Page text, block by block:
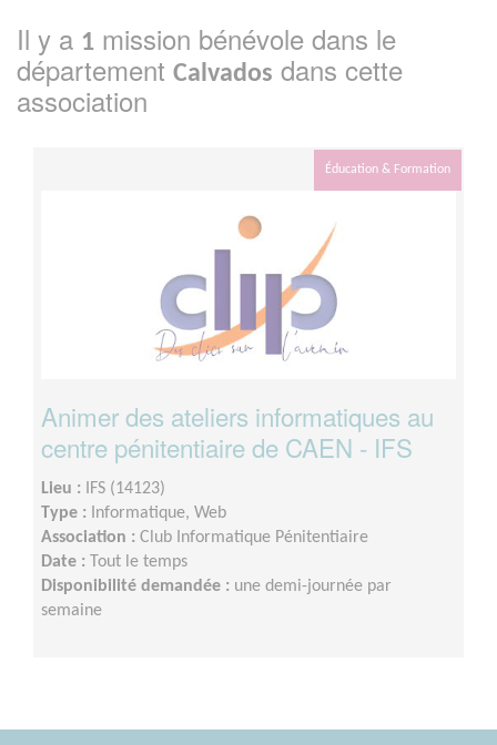
Il y a 1 mission bénévole dans le
département Calvados dans cette
association
Éducation & Formation
Animer des ateliers informatiques au
centre pénitentiaire de CAEN - IFS
Lieu : IFS (14123)
Type : Informatique, Web
Association : Club Informatique Pénitentiaire
Date : Tout le temps
Disponibilité demandée : une demi-journée par
semaine